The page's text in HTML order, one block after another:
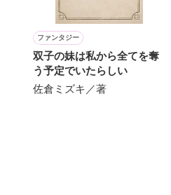
ファンタジー
双子の妹は私から全てを奪
う予定でいたらしい
佐倉ミズキ／著